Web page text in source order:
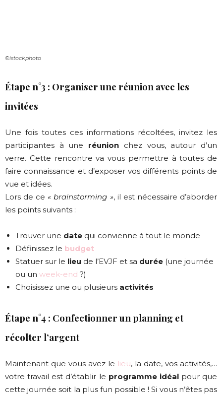
©istockphoto
Étape n°3 : Organiser une réunion avec les
invitées
Une fois toutes ces informations récoltées, invitez les
participantes à une réunion chez vous, autour d’un
verre. Cette rencontre va vous permettre à toutes de
faire connaissance et d’exposer vos différents points de
vue et idées.
Lors de ce « brainstorming », il est nécessaire d’aborder
les points suivants :
Trouver une date qui convienne à tout le monde
Définissez le budget
Statuer sur le lieu de l’EVJF et sa durée (une journée
ou un week-end ?)
Choisissez une ou plusieurs activités
Étape n°4 : Confectionner un planning et
récolter l’argent
Maintenant que vous avez le lieu, la date, vos activités,…
votre travail est d’établir le programme idéalpour que
cette journée soit la plus fun possible ! Si vous n’êtes pas